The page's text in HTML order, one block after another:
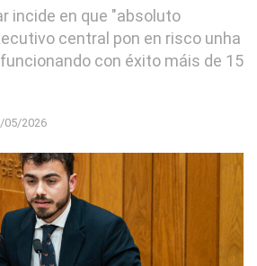
incide en que "absoluto
central pon en risco unha
con éxito máis de 15
05/2026